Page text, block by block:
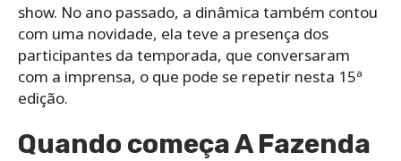
show. No ano passado, a dinâmica também contou
com uma novidade, ela teve a presença dos
participantes da temporada, que conversaram
com a imprensa, o que pode se repetir nesta 15ª
edição.
Quando começa A Fazenda